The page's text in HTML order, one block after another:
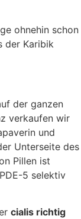
ohnehin schon
der Karibik
der ganzen
verkaufen wir
und
Unterseite des
Pillen ist
5 selektiv
cialis richtig